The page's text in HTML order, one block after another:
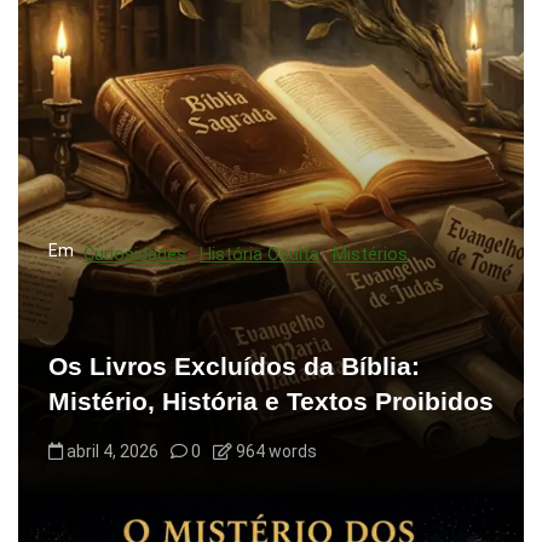
o
d
e
P
o
s
t
Em Curiosidades História Oculta Mistérios
Os Livros Excluídos da Bíblia:
Mistério, História e Textos Proibidos
abril 4, 2026 0 964 words